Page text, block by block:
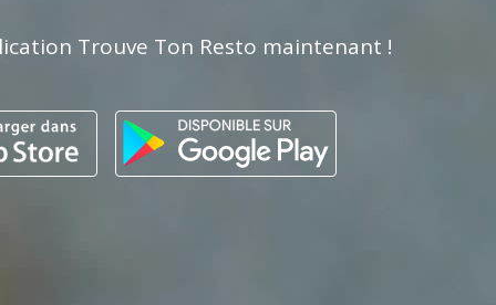
Trouve Ton Resto maintenant !